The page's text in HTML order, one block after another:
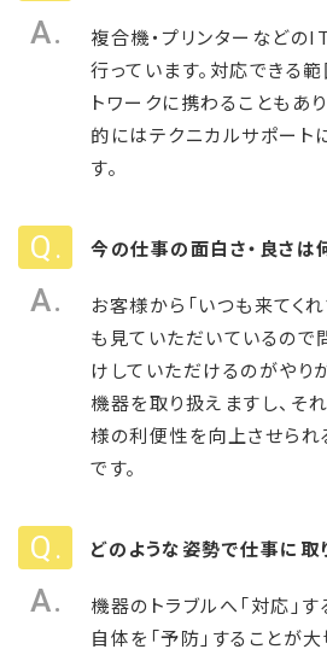
複合機・プリンターなどの
行っています。対応できる
トワークに携わることもあ
的にはテクニカルサポート
す。
今の仕事の面白さ・良さは
お客様から「いつも来てく
も見ていただいているので
けしていただけるのがやり
機器を取り扱えますし、そ
様の利便性を向上させられ
です。
どのような姿勢で仕事に取
機器のトラブルへ「対応」す
自体を「予防」することが